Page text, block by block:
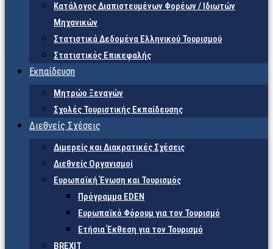
Κατάλογος Διαπιστευμένων Φορέων / Ιδιωτών
Μηχανικών
Στατιστικά Δεδομένα Ελληνικού Τουρισμού
Στατιστικός Επικεφαλής
Εκπαίδευση
Μητρώο Ξεναγών
Σχολές Τουριστικής Εκπαίδευσης
Διεθνείς Σχέσεις
Διμερείς και Διακρατικές Σχέσεις
Διεθνείς Οργανισμοί
Ευρωπαϊκή Ένωση και Τουρισμός
Πρόγραμμα EDEN
Ευρωπαϊκό Φόρουμ για τον Τουρισμό
Ετήσια Έκθεση για τον Τουρισμό
BREXIT